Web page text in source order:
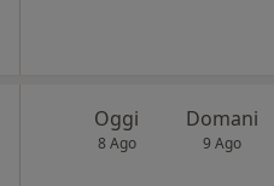
Oggi
8 Ago
Domani
9 Ago